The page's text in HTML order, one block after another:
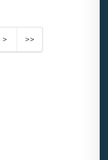
> >>